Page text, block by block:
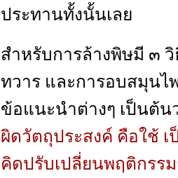
ประทานทั้งนั้นเลย
สำหรับการล้างพิษมี ๓
ทวาร และการอบสมุนไ
ข้อแนะนำต่างๆ เป็นต้น
ผิดวัตถุประสงค์ คือใช้
คิดปรับเปลี่ยนพฤติกรร